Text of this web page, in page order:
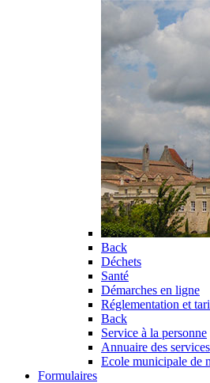
Back
Déchets
Santé
Démarches en ligne
Réglementation et
Back
Service à la personne
Annuaire des services
Ecole municipale de
Formulaires